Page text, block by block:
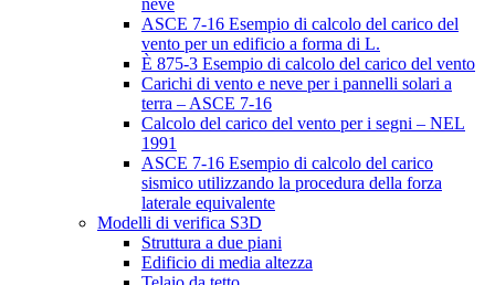
neve
ASCE 7-16 Esempio di calcolo del carico del
vento per un edificio a forma di L.
È 875-3 Esempio di calcolo del carico del vento
Carichi di vento e neve per i pannelli solari a
terra – ASCE 7-16
Calcolo del carico del vento per i segni – NEL
1991
ASCE 7-16 Esempio di calcolo del carico
sismico utilizzando la procedura della forza
laterale equivalente
Modelli di verifica S3D
Struttura a due piani
Edificio di media altezza